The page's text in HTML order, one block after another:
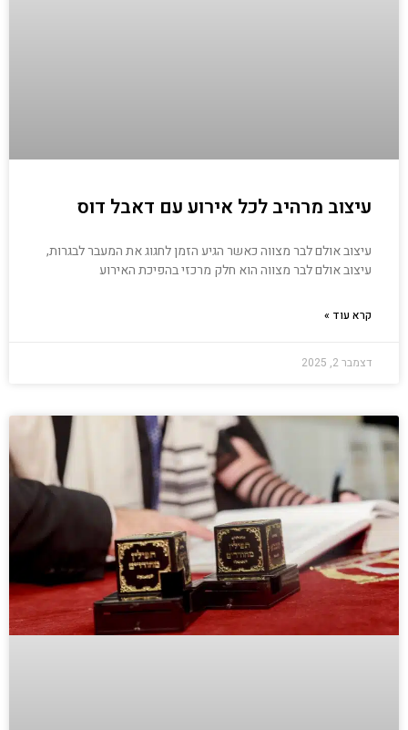
עיצוב מרהיב לכל אירוע עם דאבל דוס
עיצוב אולם לבר מצווה כאשר הגיע הזמן לחגוג את המעבר לבגרות,
עיצוב אולם לבר מצווה הוא חלק מרכזי בהפיכת האירוע
קרא עוד »
דצמבר 2, 2025